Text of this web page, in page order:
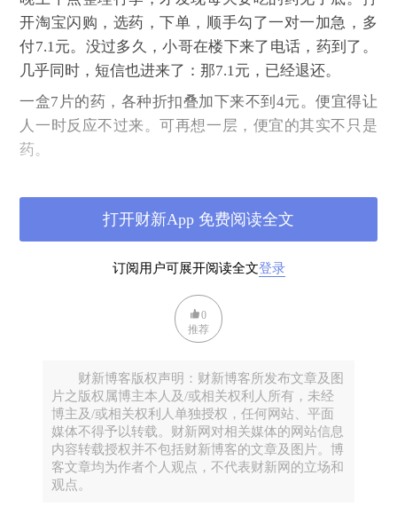
开淘宝闪购，选药，下单，顺手勾了一对一加急，多
付7.1元。没过多久，小哥在楼下来了电话，药到了。
几乎同时，短信也进来了：那7.1元，已经退还。
一盒7片的药，各种折扣叠加下来不到4元。便宜得让
人一时反应不过来。可再想一层，便宜的其实不只是
药。
愿意接下这一单，把一盒4元的药从某个药店送到我楼
下，只收很少的钱，连那点加急费最后都退了回来。
另一回事：它意味着在这座城市的深夜，有一份随叫
随到、按单计价、价格低廉的劳动，正等着被调用。
对我这个下单的人来说，这当然是好事。省钱，省
一个样子。他十点钟还在跑单，一单挣不了几个钱，
靠的正是这份劳动的单价被压得足够低，我才叫得
起、也舍得叫这趟加急。我的便利，很大一部分是从
他这一单的报酬里省出来的。
问题在于，我并不是只当消费者。下单的这一个钟头
订阅用户可展开阅读全文登录
打开财新App 免费阅读全文
0
推荐
财新博客版权声明：财新博客所发布文章及图
片之版权属博主本人及/或相关权利人所有，未经
博主及/或相关权利人单独授权，任何网站、平面
媒体不得予以转载。财新网对相关媒体的网站信息
内容转载授权并不包括财新博客的文章及图片。博
客文章均为作者个人观点，不代表财新网的立场和
观点。